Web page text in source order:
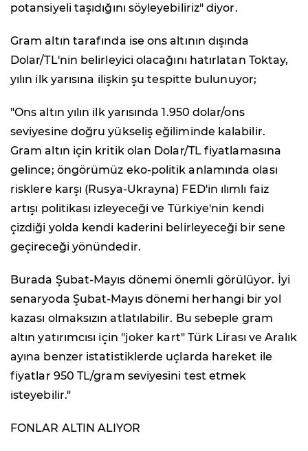
potansiyeli taşıdığını söyleyebiliriz" diyor.
Gram altın tarafında ise ons altının dışında
Dolar/TL'nin belirleyici olacağını hatırlatan Toktay,
yılın ilk yarısına ilişkin şu tespitte bulunuyor;
"Ons altın yılın ilk yarısında 1.950 dolar/ons
seviyesine doğru yükseliş eğiliminde kalabilir.
Gram altın için kritik olan Dolar/TL fiyatlamasına
gelince; öngörümüz eko-politik anlamında olası
risklere karşı (Rusya-Ukrayna) FED'in ılımlı faiz
artışı politikası izleyeceği ve Türkiye'nin kendi
çizdiği yolda kendi kaderini belirleyeceği bir sene
geçireceği yönündedir.
Burada Şubat-Mayıs dönemi önemli görülüyor. İyi
senaryoda Şubat-Mayıs dönemi herhangi bir yol
kazası olmaksızın atlatılabilir. Bu sebeple gram
altın yatırımcısı için "joker kart" Türk Lirası ve Aralık
ayına benzer istatistiklerde uçlarda hareket ile
fiyatlar 950 TL/gram seviyesini test etmek
isteyebilir."
FONLAR ALTIN ALIYOR